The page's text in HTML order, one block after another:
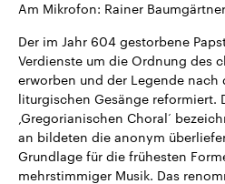
Am Mikrofon: Rainer Baumgärtner
Der im Jahr 604 gestorbene
Verdienste um die Ordnung des
erworben und der Legende nach
liturgischen Gesänge reformiert.
‚Gregorianischen Choral‘
an bildeten die anonym
Grundlage für die frühesten
mehrstimmiger Musik. Das